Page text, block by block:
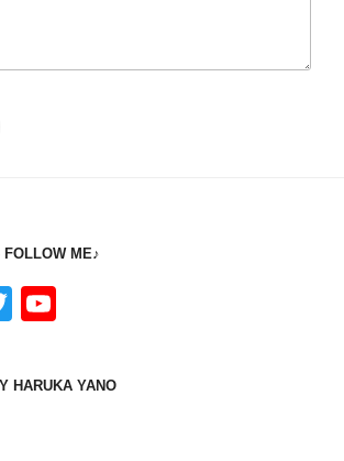
FOLLOW ME♪
T
tt
u
HARUKA YANO